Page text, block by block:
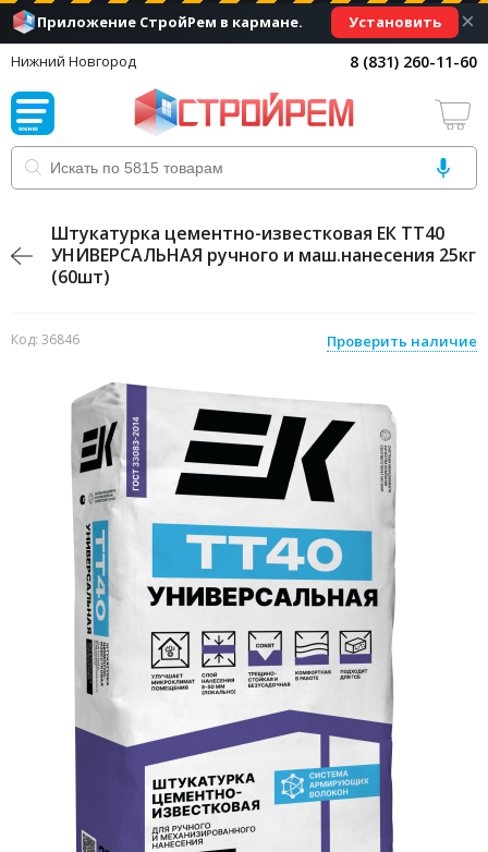
Приложение СтройРем в кармане. Установить ×
Нижний Новгород 8 (831) 260-11-60
Штукатурка цементно-известковая ЕК ТТ40
УНИВЕРСАЛЬНАЯ ручного и маш.нанесения 25кг
(60шт)
Код: 36846 Проверить наличие